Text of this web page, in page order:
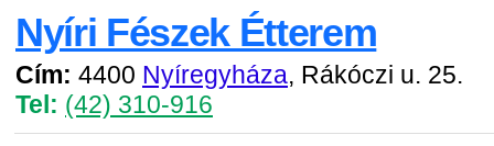
Nyíri Fészek Étterem
Cím: 4400 Nyíregyháza, Rákóczi u. 25.
Tel: (42) 310-916